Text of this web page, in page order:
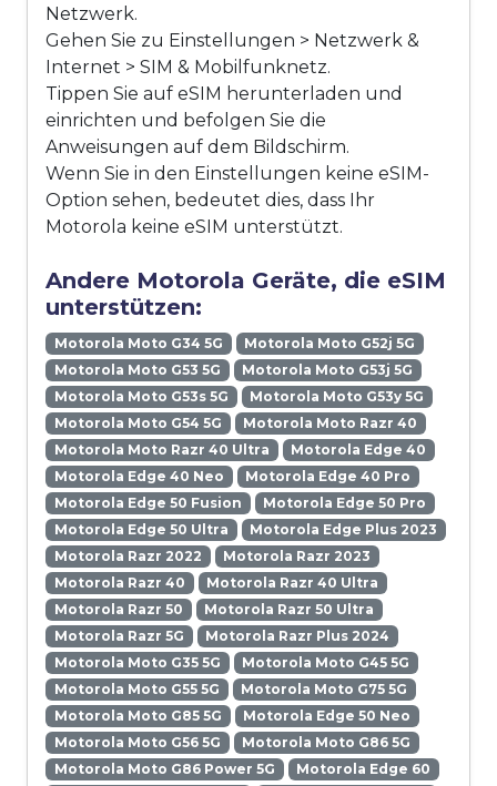
Netzwerk.
Gehen Sie zu Einstellungen > Netzwerk &
Internet > SIM & Mobilfunknetz.
Tippen Sie auf eSIM herunterladen und
einrichten und befolgen Sie die
Anweisungen auf dem Bildschirm.
Wenn Sie in den Einstellungen keine eSIM-
Option sehen, bedeutet dies, dass Ihr
Motorola keine eSIM unterstützt.
Andere Motorola Geräte, die eSIM
unterstützen:
Motorola Moto G34 5G
Motorola Moto G52j 5G
Motorola Moto G53 5G
Motorola Moto G53j 5G
Motorola Moto G53s 5G
Motorola Moto G53y 5G
Motorola Moto G54 5G
Motorola Moto Razr 40
Motorola Moto Razr 40 Ultra
Motorola Edge 40
Motorola Edge 40 Neo
Motorola Edge 40 Pro
Motorola Edge 50 Fusion
Motorola Edge 50 Pro
Motorola Edge 50 Ultra
Motorola Edge Plus 2023
Motorola Razr 2022
Motorola Razr 2023
Motorola Razr 40
Motorola Razr 40 Ultra
Motorola Razr 50
Motorola Razr 50 Ultra
Motorola Razr 5G
Motorola Razr Plus 2024
Motorola Moto G35 5G
Motorola Moto G45 5G
Motorola Moto G55 5G
Motorola Moto G75 5G
Motorola Moto G85 5G
Motorola Edge 50 Neo
Motorola Moto G56 5G
Motorola Moto G86 5G
Motorola Moto G86 Power 5G
Motorola Edge 60